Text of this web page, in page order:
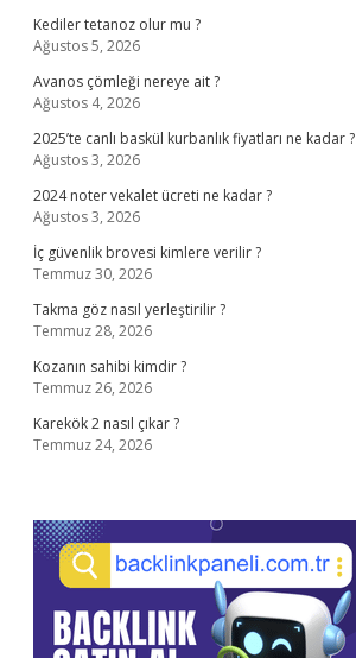
Kediler tetanoz olur mu ?
Ağustos 5, 2026
Avanos çömleği nereye ait ?
Ağustos 4, 2026
2025’te canlı baskül kurbanlık fiyatları ne kadar ?
Ağustos 3, 2026
2024 noter vekalet ücreti ne kadar ?
Ağustos 3, 2026
İç güvenlik brovesi kimlere verilir ?
Temmuz 30, 2026
Takma göz nasıl yerleştirilir ?
Temmuz 28, 2026
Kozanın sahibi kimdir ?
Temmuz 26, 2026
Karekök 2 nasıl çıkar ?
Temmuz 24, 2026